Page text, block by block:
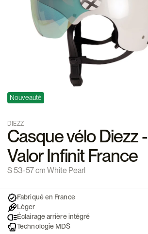
Nouveauté
DIEZZ
Casque vélo Diezz -
Valor Infinit France
S 53-57 cm White Pearl
Fabriqué en France
Léger
Éclairage arrière intégré
Technologie MDS